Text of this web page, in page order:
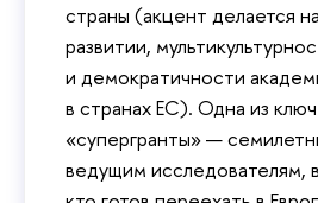
страны (акцент делается
развитии,
и демократичности
в странах ЕС). Одна из
«супергранты» —
ведущим исследователям,